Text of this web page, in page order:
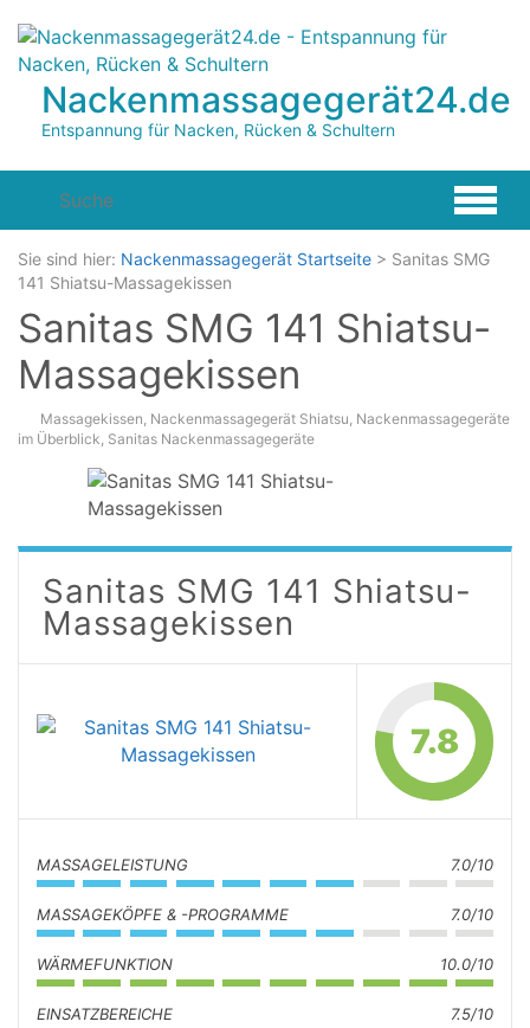
Hauptinhalt
springen
Nackenmassagegerät24.de
Entspannung für Nacken, Rücken & Schultern
Sie sind hier: Nackenmassagegerät Startseite > Sanitas SMG
141 Shiatsu-Massagekissen
Sanitas SMG 141 Shiatsu-
Massagekissen
Massagekissen, Nackenmassagegerät Shiatsu, Nackenmassagegeräte
im Überblick, Sanitas Nackenmassagegeräte
Sanitas SMG 141 Shiatsu-
Massagekissen
7.8
MASSAGELEISTUNG 7.0/10
MASSAGEKÖPFE & -PROGRAMME 7.0/10
WÄRMEFUNKTION 10.0/10
EINSATZBEREICHE 7.5/10